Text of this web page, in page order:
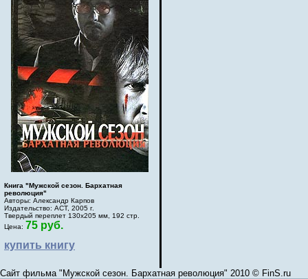
Книга "Мужской сезон. Бархатная
революция"
Авторы: Александр Карпов
Издательство: АСТ, 2005 г.
Твердый переплет 130х205 мм, 192 стр.
Цена: 75 руб.
купить книгу
Сайт фильма "Мужской сезон. Бархатная революция" 2010 © FinS.ru